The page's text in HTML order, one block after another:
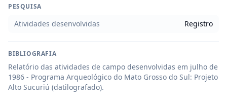
PESQUISA
Atividades desenvolvidas Registro
BIBLIOGRAFIA
Relatório das atividades de campo desenvolvidas em julho de
1986 - Programa Arqueológico do Mato Grosso do Sul: Projeto
Alto Sucuriú (datilografado).